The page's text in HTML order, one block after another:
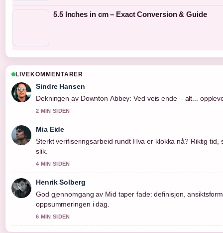
5.5 Inches in cm – Exact Conversion & Guide
LIVEKOMMENTARER
Sindre Hansen
Dekningen av Downton Abbey: Ved veis ende – alt...
2 MIN SIDEN
Mia Eide
Sterkt verifiseringsarbeid rundt Hva er klokka nå? Riktig
slik.
4 MIN SIDEN
Henrik Solberg
God gjennomgang av Mid taper fade: definisjon,
oppsummeringen i dag.
6 MIN SIDEN